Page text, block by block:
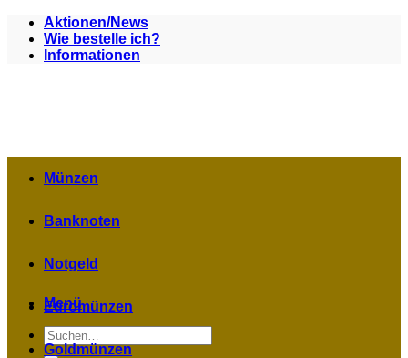
Zum
Inhalt
springen
Aktionen/News
Wie bestelle ich?
Informationen
Menü
Suchen
nach:
Münzen
Banknoten
Notgeld
Euromünzen
Goldmünzen